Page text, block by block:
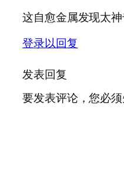
这自愈金属发现太神
登录以回复
发表回复
要发表评论，您必